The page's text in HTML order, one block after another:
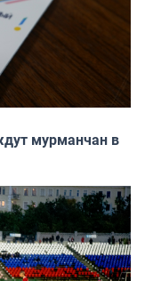
мурманчан в